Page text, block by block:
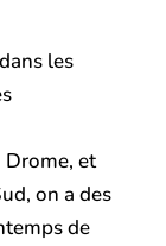
les
Drome, et
on a des
de